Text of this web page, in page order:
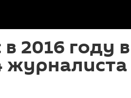
2016 году в
журналиста